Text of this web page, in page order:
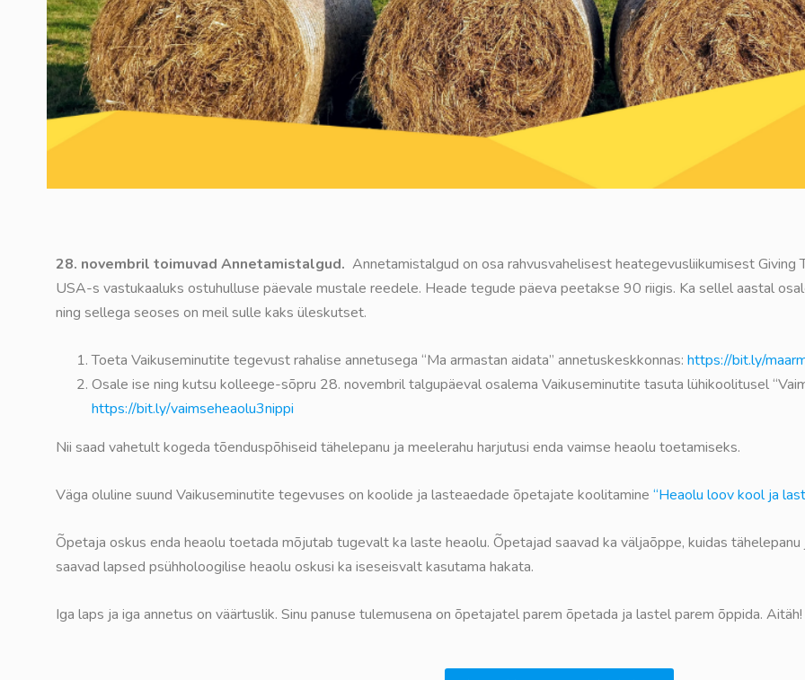
28. novembril toimuvad Annetamistalgud. Annetamistalgud on osa rahvusvahelisest heategevusliikumisest Giving
USA-s vastukaaluks ostuhulluse päevale mustale reedele. Heade tegude päeva peetakse 90 riigis. Ka sellel aastal
ning sellega seoses on meil sulle kaks üleskutset.
Toeta Vaikuseminutite tegevust rahalise annetusega “Ma armastan aidata” annetuskeskkonnas: https://bit.ly/
Osale ise ning kutsu kolleege-sõpru 28. novembril talgupäeval osalema Vaikuseminutite tasuta lühikoolitusel
https://bit.ly/vaimseheaolu3nippi
Nii saad vahetult kogeda tõenduspõhiseid tähelepanu ja meelerahu harjutusi enda vaimse heaolu toetamiseks.
Väga oluline suund Vaikuseminutite tegevuses on koolide ja lasteaedade õpetajate koolitamine “Heaolu loov kool ja
Õpetaja oskus enda heaolu toetada mõjutab tugevalt ka laste heaolu. Õpetajad saavad ka väljaõppe, kuidas
saavad lapsed psühholoogilise heaolu oskusi ka iseseisvalt kasutama hakata.
Iga laps ja iga annetus on väärtuslik. Sinu panuse tulemusena on õpetajatel parem õpetada ja lastel parem õppida.